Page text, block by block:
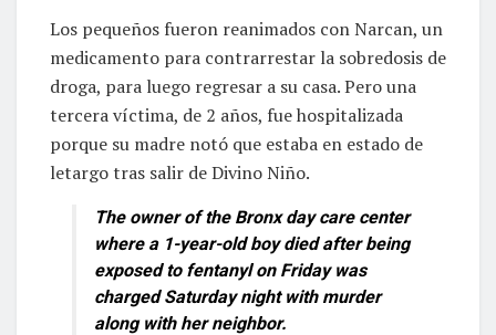
Los pequeños fueron reanimados con Narcan, un
medicamento para contrarrestar la sobredosis de
droga, para luego regresar a su casa. Pero una
tercera víctima, de 2 años, fue hospitalizada
porque su madre notó que estaba en estado de
letargo tras salir de Divino Niño.
The owner of the Bronx day care center
where a 1-year-old boy died after being
exposed to fentanyl on Friday was
charged Saturday night with murder
along with her neighbor.